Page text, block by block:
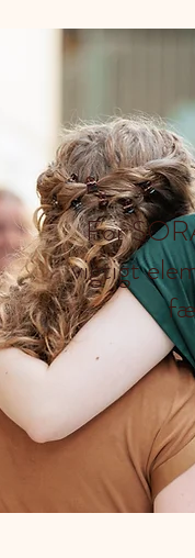
For
vigtigt